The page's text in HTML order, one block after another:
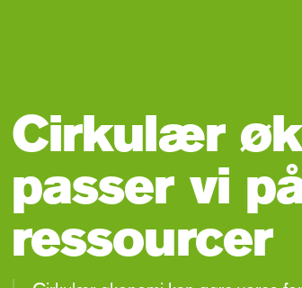
Cirkulær
passer vi
ressourcer